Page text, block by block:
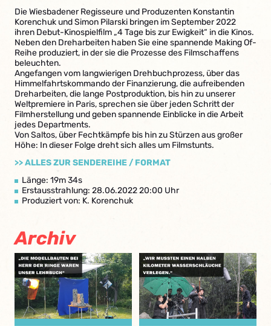
Die Wiesbadener Regisseure und Produzenten Konstantin
Korenchuk und Simon Pilarski bringen im September 2022
ihren Debut-Kinospielfilm „4 Tage bis zur Ewigkeit“ in die Kinos.
Neben den Dreharbeiten haben Sie eine spannende Making Of-
Reihe produziert, in der sie die Prozesse des Filmschaffens
beleuchten.
Angefangen vom langwierigen Drehbuchprozess, über das
Himmelfahrtskommando der Finanzierung, die aufreibenden
Dreharbeiten, die lange Postproduktion, bis hin zu unserer
Weltpremiere in Paris, sprechen sie über jeden Schritt der
Filmherstellung und geben spannende Einblicke in die Arbeit
jedes Departments.
Von Saltos, über Fechtkämpfe bis hin zu Stürzen aus großer
Höhe: In dieser Folge dreht sich alles um Filmstunts.
>> ALLES ZUR SENDEREIHE / FORMAT
Länge: 19m 34s
Erstausstrahlung: 28.06.2022 20:00 Uhr
Produziert von: K. Korenchuk
Archiv